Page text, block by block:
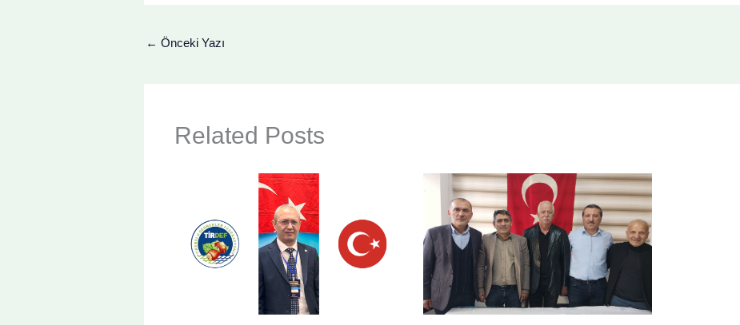
← Önceki Yazı
Related Posts